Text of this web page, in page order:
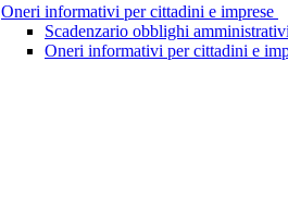
Oneri informativi per cittadini e imprese
Scadenzario obblighi amministrativi
Oneri informativi per cittadini e